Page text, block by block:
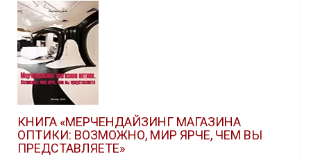
КНИГА «МЕРЧЕНДАЙЗИНГ МАГАЗИНА
ОПТИКИ: ВОЗМОЖНО, МИР ЯРЧЕ, ЧЕМ ВЫ
ПРЕДСТАВЛЯЕТЕ»